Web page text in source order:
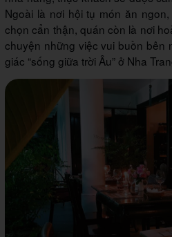
Ngoài là nơi hội tụ món ăn
chọn cẩn thận, quán còn là nơi
chuyện những việc vui buồn bên
giác “sống giữa trời Âu” ở Nha